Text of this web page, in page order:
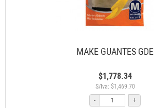
MAKE GUANTES GDE
$1,778.34
S/Iva: $1,469.70
-
+